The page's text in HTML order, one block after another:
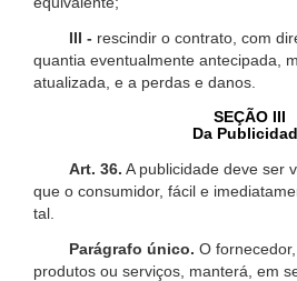
III - rescindir o contrato, com
quantia eventualmente antecipada,
atualizada, e a perdas e danos.
SEÇÃO III
Da
Art. 36. A publicidade deve ser
que o consumidor, fácil e
tal.
Parágrafo único. O
produtos ou serviços, manterá, em